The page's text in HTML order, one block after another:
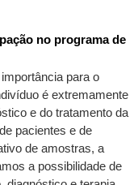
no programa de
para o
é extremamente
e do tratamento da
pacientes e de
de amostras, a
a possibilidade de